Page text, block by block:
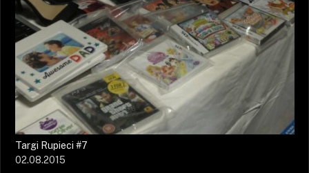
Targi Rupieci #7
02.08.2015